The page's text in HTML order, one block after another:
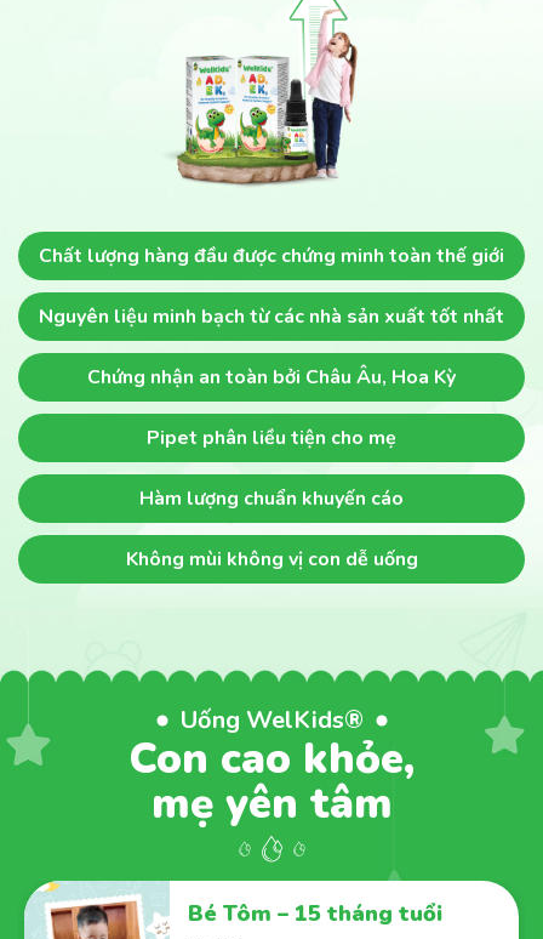
Chất lượng hàng đầu được chứng minh toàn thế giới
Nguyên liệu minh bạch từ các nhà sản xuất tốt nhất
Chứng nhận an toàn bởi Châu Âu, Hoa Kỳ
Pipet phân liều tiện cho mẹ
Hàm lượng chuẩn khuyến cáo
Không mùi không vị con dễ uống
Uống WelKids®
Con cao khỏe,
mẹ yên tâm
Bé Tôm – 15 tháng tuổi